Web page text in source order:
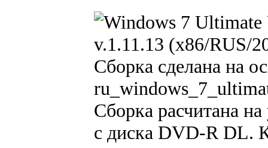
Сборка сделана на
Сборка расчитана
с диска DVD-R DL.